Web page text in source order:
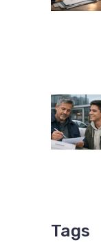
Tags